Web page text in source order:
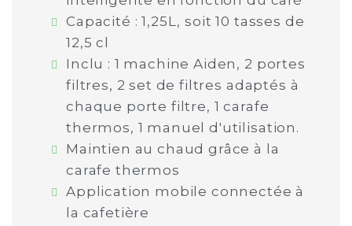
Capacité : 1,25L, soit 10 tasses de
12,5 cl
Inclu : 1 machine Aiden, 2 portes
filtres, 2 set de filtres adaptés à
chaque porte filtre, 1 carafe
thermos, 1 manuel d'utilisation.
Maintien au chaud grâce à la
carafe thermos
Application mobile connectée à
la cafetière